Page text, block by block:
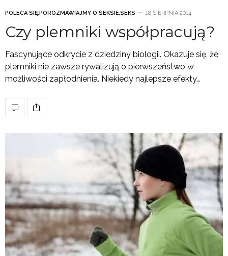
POLECA SIĘ,POROZMAWIAJMY O SEKSIE,SEKS 18 SIERPNIA 2014
Czy plemniki współpracują?
Fascynujące odkrycie z dziedziny biologii. Okazuje się, że
plemniki nie zawsze rywalizują o pierwszeństwo w
możliwości zapłodnienia. Niekiedy najlepsze efekty…